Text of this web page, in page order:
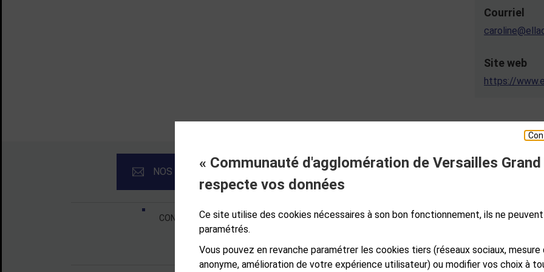
« Communauté d'agglomération de Versailles Grand
respecte vos données
Ce site utilise des cookies nécessaires à son bon fonctionnement, ils ne
paramétrés.
Vous pouvez en revanche paramétrer les cookies tiers (réseaux sociaux, mesure
anonyme, amélioration de votre expérience utilisateur) ou modifier vos choix à
Courriel
Site web
https://
NOS NEWSLETTERS ESPACE PRESSE
Liens bas de page
CONTACT MENTIONS LÉGALES PLAN DE SITE ACCESSIBILITÉ NUMÉRIQUE
GESTION DES COOKIES